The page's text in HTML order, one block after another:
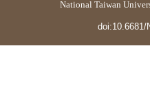
National Taiwan
doi:10.6681/